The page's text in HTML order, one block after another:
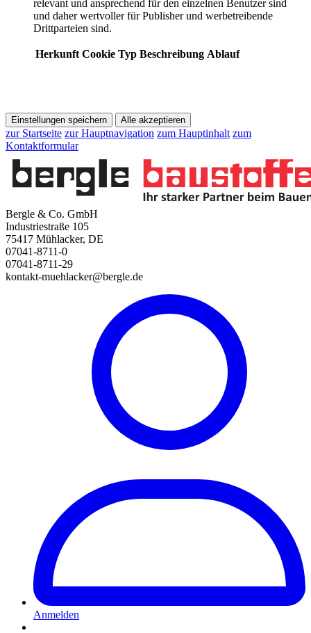
relevant und ansprechend für den einzelnen Benutzer sind
und daher wertvoller für Publisher und werbetreibende
Drittparteien sind.
Herkunft Cookie Typ Beschreibung Ablauf
Einstellungen speichern Alle akzeptieren
zur Startseite zur Hauptnavigation zum Hauptinhalt zum
Kontaktformular
Bergle & Co. GmbH
Industriestraße 105
75417 Mühlacker, DE
07041-8711-0
07041-8711-29
kontakt-muehlacker@bergle.de
Anmelden